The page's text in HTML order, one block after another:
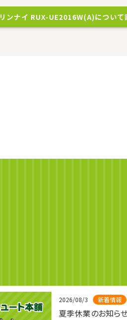
リンナイ RUX-UE2016W(A)について
2026/08/3 新着情報
夏季休業のお知ら